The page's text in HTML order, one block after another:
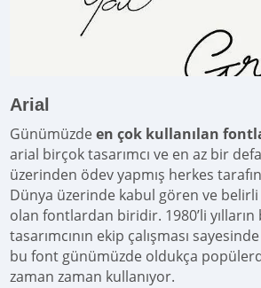
Arial
Günümüzdeen çok kullanılan
arial birçok tasarımcı ve en az bir
üzerinden ödev yapmış herkes
Dünya üzerinde kabul gören ve
olan fontlardan biridir. 1980’li yılların
tasarımcının ekip çalışması
bu font günümüzde oldukça
zaman zaman kullanıyor.